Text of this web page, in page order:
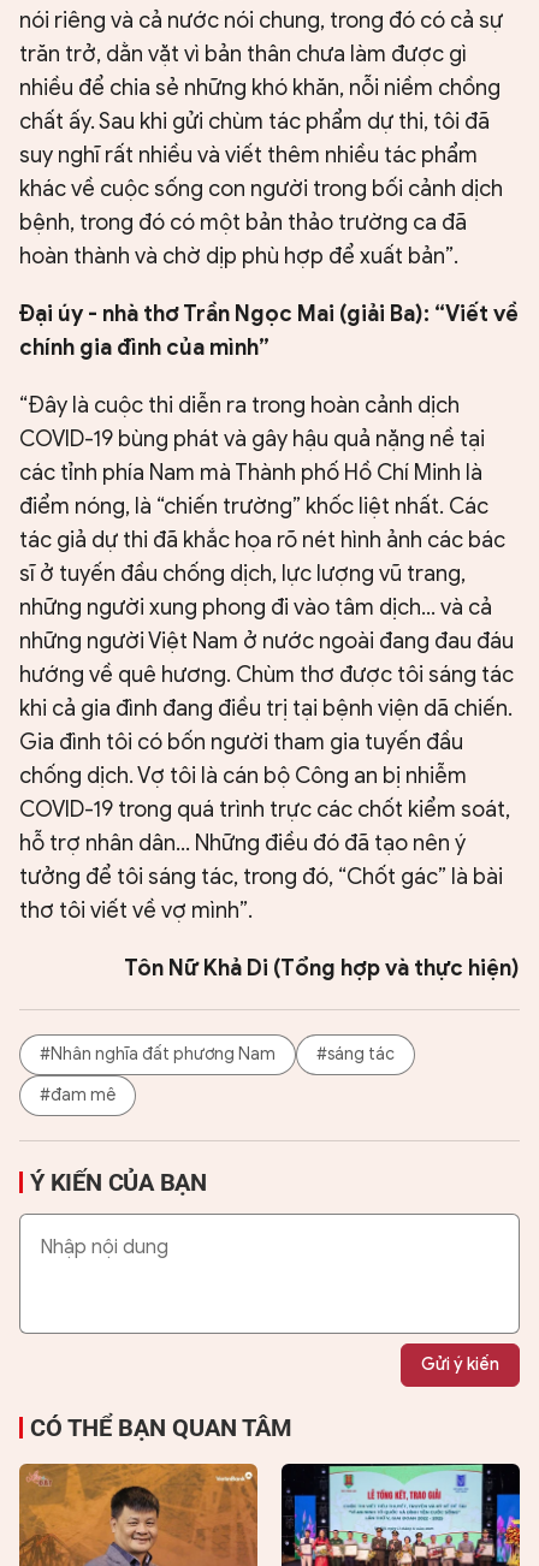
nói riêng và cả nước nói chung, trong đó có cả sự
trăn trở, dằn vặt vì bản thân chưa làm được gì
nhiều để chia sẻ những khó khăn, nỗi niềm chồng
chất ấy. Sau khi gửi chùm tác phẩm dự thi, tôi đã
suy nghĩ rất nhiều và viết thêm nhiều tác phẩm
khác về cuộc sống con người trong bối cảnh dịch
bệnh, trong đó có một bản thảo trường ca đã
hoàn thành và chờ dịp phù hợp để xuất bản”.
Đại úy - nhà thơ Trần Ngọc Mai (giải Ba): “Viết về
chính gia đình của mình”
“Đây là cuộc thi diễn ra trong hoàn cảnh dịch
COVID-19 bùng phát và gây hậu quả nặng nề tại
các tỉnh phía Nam mà Thành phố Hồ Chí Minh là
điểm nóng, là “chiến trường” khốc liệt nhất. Các
tác giả dự thi đã khắc họa rõ nét hình ảnh các bác
sĩ ở tuyến đầu chống dịch, lực lượng vũ trang,
những người xung phong đi vào tâm dịch... và cả
những người Việt Nam ở nước ngoài đang đau đáu
hướng về quê hương. Chùm thơ được tôi sáng tác
khi cả gia đình đang điều trị tại bệnh viện dã chiến.
Gia đình tôi có bốn người tham gia tuyến đầu
chống dịch. Vợ tôi là cán bộ Công an bị nhiễm
COVID-19 trong quá trình trực các chốt kiểm soát,
hỗ trợ nhân dân... Những điều đó đã tạo nên ý
tưởng để tôi sáng tác, trong đó, “Chốt gác” là bài
thơ tôi viết về vợ mình”.
Tôn Nữ Khả Di (Tổng hợp và thực hiện)
#Nhân nghĩa đất phương Nam
#sáng tác
#đam mê
Ý KIẾN CỦA BẠN
Gửi ý kiến
CÓ THỂ BẠN QUAN TÂM